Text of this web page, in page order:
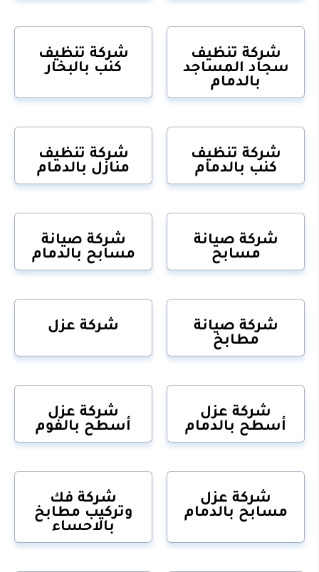
شركة تنظيف
سجاد المساجد
بالدمام
شركة تنظيف
كنب بالبخار
شركة تنظيف
كنب بالدمام
شركة تنظيف
منازل بالدمام
شركة صيانة
مسابح
شركة صيانة
مسابح بالدمام
شركة صيانة
مطابخ
شركة عزل
شركة عزل
أسطح بالدمام
شركة عزل
أسطح بالفوم
شركة عزل
مسابح بالدمام
شركة فك
وتركيب مطابخ
بالاحساء